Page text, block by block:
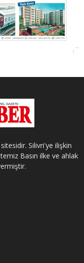
Silivri'ye ilişkin
Basın ilke ve ahlak